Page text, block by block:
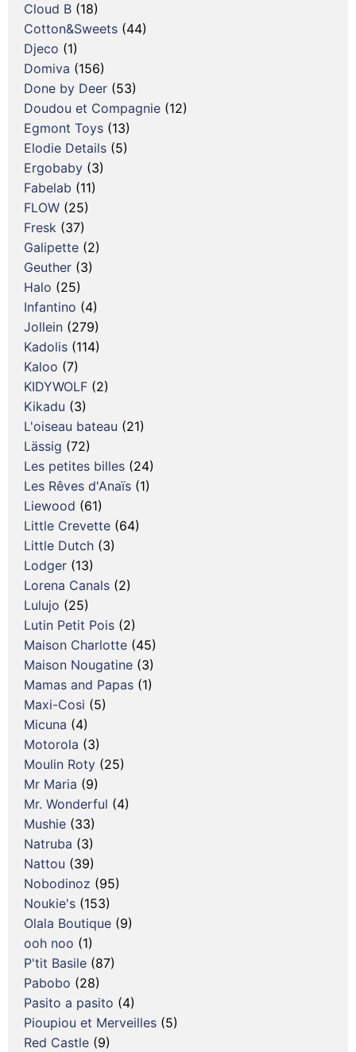
Cloud B (18)
Cotton&Sweets (44)
Djeco (1)
Domiva (156)
Done by Deer (53)
Doudou et Compagnie (12)
Egmont Toys (13)
Elodie Details (5)
Ergobaby (3)
Fabelab (11)
FLOW (25)
Fresk (37)
Galipette (2)
Geuther (3)
Halo (25)
Infantino (4)
Jollein (279)
Kadolis (114)
Kaloo (7)
KIDYWOLF (2)
Kikadu (3)
L'oiseau bateau (21)
Lässig (72)
Les petites billes (24)
Les Rêves d'Anaïs (1)
Liewood (61)
Little Crevette (64)
Little Dutch (3)
Lodger (13)
Lorena Canals (2)
Lulujo (25)
Lutin Petit Pois (2)
Maison Charlotte (45)
Maison Nougatine (3)
Mamas and Papas (1)
Maxi-Cosi (5)
Micuna (4)
Motorola (3)
Moulin Roty (25)
Mr Maria (9)
Mr. Wonderful (4)
Mushie (33)
Natruba (3)
Nattou (39)
Nobodinoz (95)
Noukie's (153)
Olala Boutique (9)
ooh noo (1)
P'tit Basile (87)
Pabobo (28)
Pasito a pasito (4)
Pioupiou et Merveilles (5)
Red Castle (9)